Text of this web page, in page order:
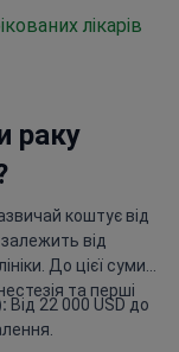
лікарів
раку
коштує від
від
До цієї суми
та перші
Від 22 000 USD до